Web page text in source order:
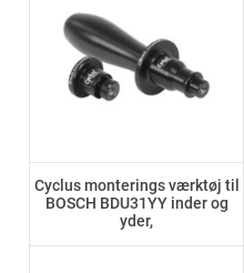
Cyclus monterings værktøj til
BOSCH BDU31YY inder og
yder,